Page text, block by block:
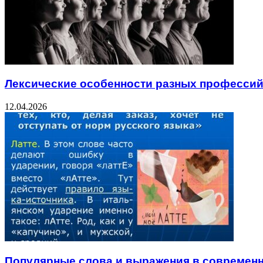
Лексические особенности разных профессий
12.04.2026